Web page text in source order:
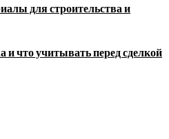
для строительства и
что учитывать перед сделкой